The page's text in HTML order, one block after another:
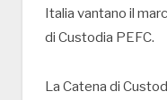
Italia vantano il
di Custodia PEFC.
La Catena di